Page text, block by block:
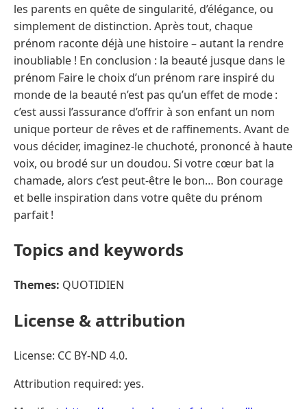
les parents en quête de singularité, d’élégance, ou
simplement de distinction. Après tout, chaque
prénom raconte déjà une histoire – autant la rendre
inoubliable ! En conclusion : la beauté jusque dans le
prénom Faire le choix d’un prénom rare inspiré du
monde de la beauté n’est pas qu’un effet de mode :
c’est aussi l’assurance d’offrir à son enfant un nom
unique porteur de rêves et de raffinements. Avant de
vous décider, imaginez-le chuchoté, prononcé à haute
voix, ou brodé sur un doudou. Si votre cœur bat la
chamade, alors c’est peut-être le bon… Bon courage
et belle inspiration dans votre quête du prénom
parfait !
Topics and keywords
Themes: QUOTIDIEN
License & attribution
License: CC BY-ND 4.0.
Attribution required: yes.